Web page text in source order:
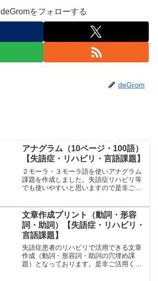
deGromをフォローする
deGrom
アナグラム（10ページ・100語）
【失語症・リハビリ・言語課題】
２モーラ・３モーラ語を使いアナグラム
課題を作成しました。失語症リハビリ等
でも使いやすいと思いますので是非ご活
文章作成プリント（動詞・形容
詞・助詞）【失語症・リハビリ・
言語課題】
失語症患者のリハビリで活用できる文章
作成（動詞・形容詞・助詞の穴埋め課
題）となっております。是非ご活用くだ